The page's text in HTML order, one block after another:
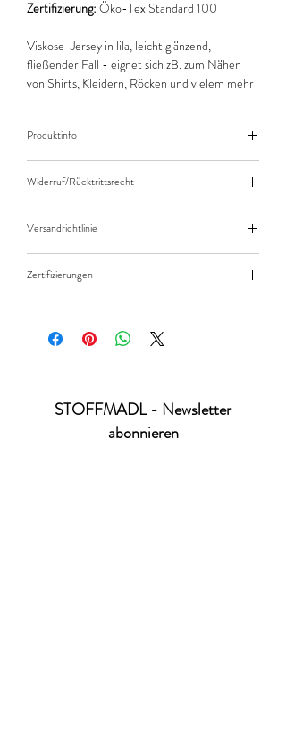
Zertifizierung: Öko-Tex Standard 100
Viskose-Jersey in lila, leicht glänzend,
fließender Fall - eignet sich zB. zum Nähen
von Shirts, Kleidern, Röcken und vielem mehr
Produktinfo
10cm (0,1m) Länge des Stoffes.
Bei einer Bestellung von zB. 50cm (0,5m)
daher bitte Anzahl 5 eingeben.
Widerruf/Rücktrittsrecht
Versandrichtlinie
Zertifizierungen
STOFFMADL - Newsletter
abonnieren